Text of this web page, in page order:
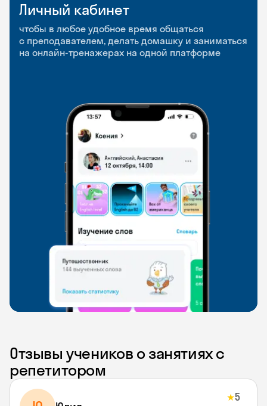
Личный кабинет
чтобы в любое удобное время общаться
с преподавателем, делать домашку и заниматься
на онлайн-тренажерах на одной платформе
Мобильное
приложение
чтобы заниматься и изучать новые слова где
и когда удобно
Разговорные клубы
и Talks
Групповые занятия для разговорной практики
и индивидуальные встречи с преподавателями
Отзывы учеников о занятиях с
репетитором
★5